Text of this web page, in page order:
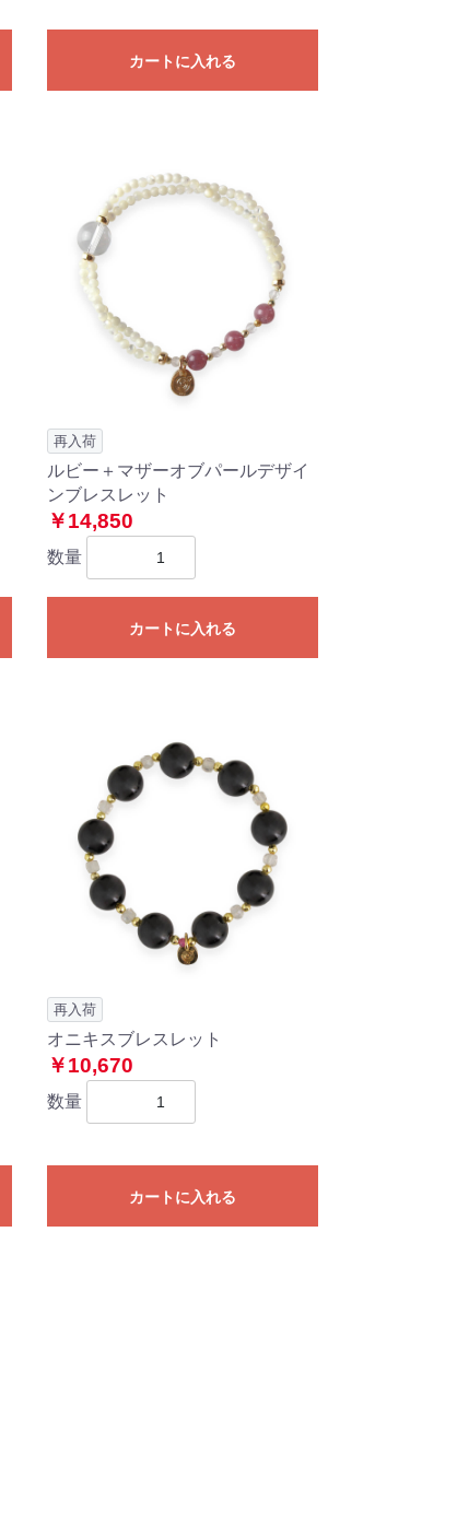
カートに入れる
再入荷
ルビー＋マザーオブパールデザイ
ンブレスレット
￥14,850
数量
カートに入れる
再入荷
オニキスブレスレット
￥10,670
数量
カートに入れる